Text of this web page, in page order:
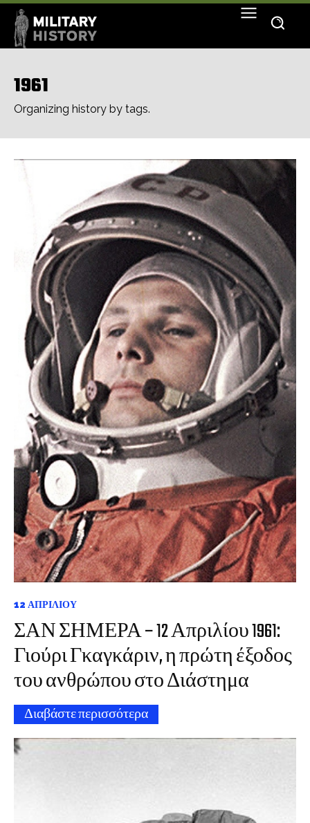
1961
Organizing history by tags.
12 ΑΠΡΙΛΊΟΥ
ΣΑΝ ΣΗΜΕΡΑ – 12 Απριλίου 1961:
Γιούρι Γκαγκάριν, η πρώτη έξοδος
του ανθρώπου στο Διάστημα
Διαβάστε περισσότερα